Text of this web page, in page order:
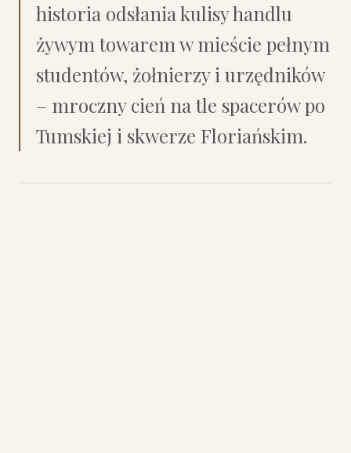
historia odsłania kulisy handlu
żywym towarem w mieście pełnym
studentów, żołnierzy i urzędników
– mroczny cień na tle spacerów po
Tumskiej i skwerze Floriańskim.